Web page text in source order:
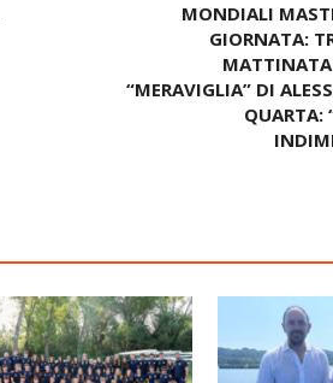
MONDIALI
GIORNATA:
MATTINATA
“MERAVIGLIA” DI
QUARTA: